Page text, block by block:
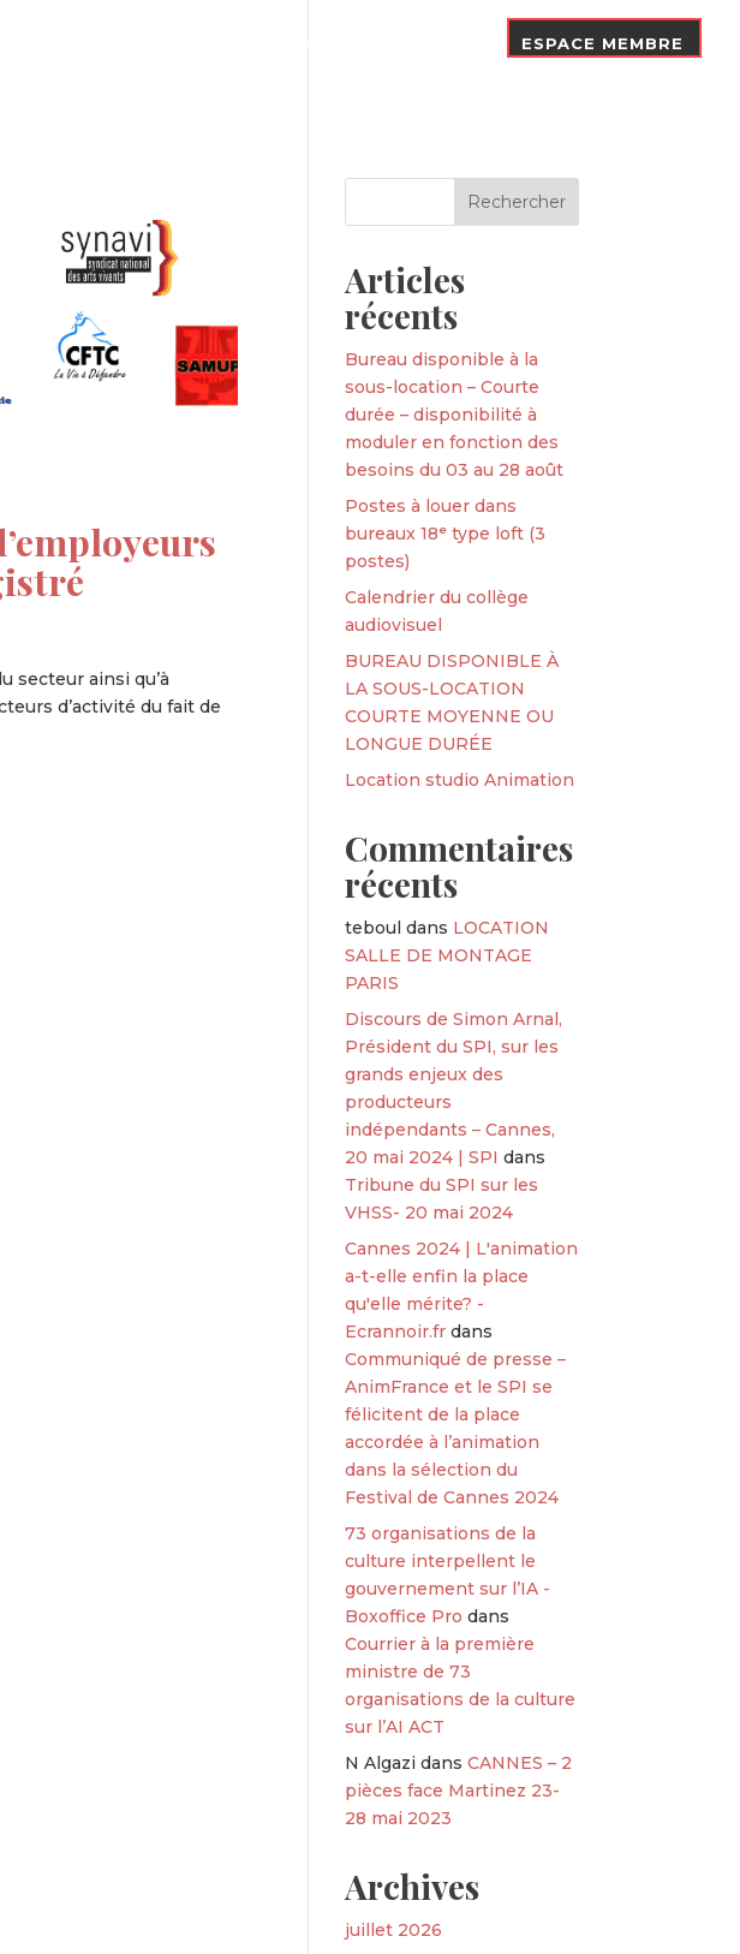
Nos Adhérents ESPACE MEMBRE
secteur ainsi qu’à
d’activité du fait de
Articles
récents
Bureau disponible à la
sous-location – Courte
durée – disponibilité à
moduler en fonction des
besoins du 03 au 28 août
Postes à louer dans
bureaux 18ᵉ type loft (3
postes)
Calendrier du collège
audiovisuel
BUREAU DISPONIBLE À
LA SOUS-LOCATION
COURTE MOYENNE OU
LONGUE DURÉE
Location studio Animation
Commentaires
récents
teboul dans LOCATION
SALLE DE MONTAGE
PARIS
Discours de Simon Arnal,
Président du SPI, sur les
grands enjeux des
producteurs
indépendants – Cannes,
20 mai 2024 | SPI dans
Tribune du SPI sur les
VHSS- 20 mai 2024
Cannes 2024 | L'animation
a-t-elle enfin la place
qu'elle mérite? -
Ecrannoir.fr dans
Communiqué de presse –
AnimFrance et le SPI se
félicitent de la place
accordée à l’animation
dans la sélection du
Festival de Cannes 2024
73 organisations de la
culture interpellent le
gouvernement sur l’IA -
Boxoffice Pro dans
Courrier à la première
ministre de 73
organisations de la culture
sur l’AI ACT
N Algazi dansCANNES – 2
pièces face Martinez 23-
28 mai 2023
Archives
juillet 2026